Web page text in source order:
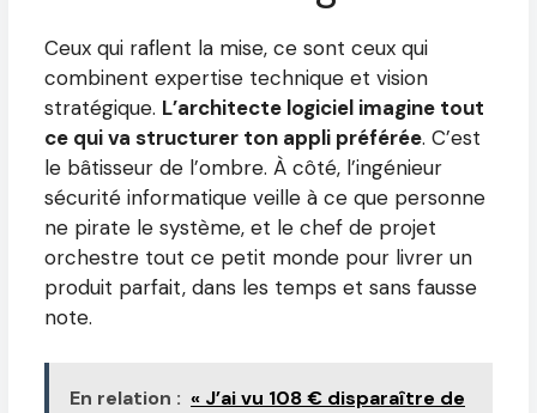
Ceux qui raflent la mise, ce sont ceux qui
combinent expertise technique et vision
stratégique. L’architecte logiciel imagine tout
ce qui va structurer ton appli préférée. C’est
le bâtisseur de l’ombre. À côté, l’ingénieur
sécurité informatique veille à ce que personne
ne pirate le système, et le chef de projet
orchestre tout ce petit monde pour livrer un
produit parfait, dans les temps et sans fausse
note.
En relation : « J’ai vu 108 € disparaître de